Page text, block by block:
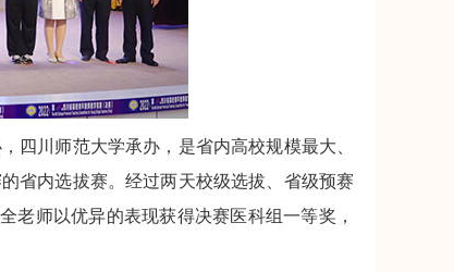
川师范大学承办，是省内高校规模最大、
省内选拔赛。经过两天校级选拔、省级预赛
老师以优异的表现获得决赛医科组一等奖，